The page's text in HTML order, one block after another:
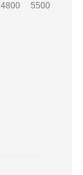
4800 5500